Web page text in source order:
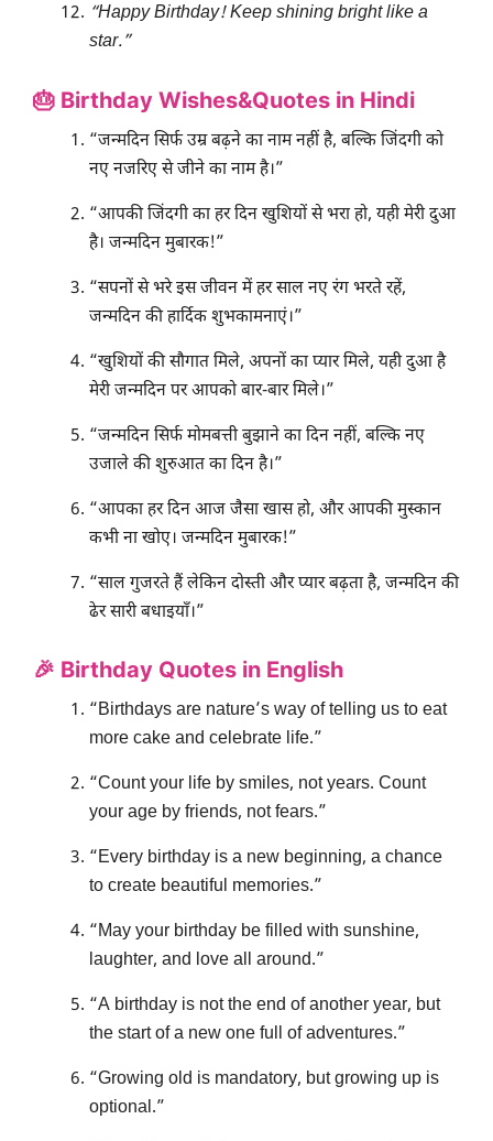
“Happy Birthday! Keep shining bright like a
star.”
🎂 Birthday Wishes&Quotes in Hindi
“जन्मदिन सिर्फ उम्र बढ़ने का नाम नहीं है, बल्कि जिंदगी को
नए नजरिए से जीने का नाम है।”
“आपकी जिंदगी का हर दिन खुशियों से भरा हो, यही मेरी दुआ
है। जन्मदिन मुबारक!”
“सपनों से भरे इस जीवन में हर साल नए रंग भरते रहें,
जन्मदिन की हार्दिक शुभकामनाएं।”
“खुशियों की सौगात मिले, अपनों का प्यार मिले, यही दुआ है
मेरी जन्मदिन पर आपको बार-बार मिले।”
“जन्मदिन सिर्फ मोमबत्ती बुझाने का दिन नहीं, बल्कि नए
उजाले की शुरुआत का दिन है।”
“आपका हर दिन आज जैसा खास हो, और आपकी मुस्कान
कभी ना खोए। जन्मदिन मुबारक!”
“साल गुजरते हैं लेकिन दोस्ती और प्यार बढ़ता है, जन्मदिन की
ढेर सारी बधाइयाँ।”
🎉 Birthday Quotes in English
“Birthdays are nature’s way of telling us to eat
more cake and celebrate life.”
“Count your life by smiles, not years. Count
your age by friends, not fears.”
“Every birthday is a new beginning, a chance
to create beautiful memories.”
“May your birthday be filled with sunshine,
laughter, and love all around.”
“A birthday is not the end of another year, but
the start of a new one full of adventures.”
“Growing old is mandatory, but growing up is
optional.”